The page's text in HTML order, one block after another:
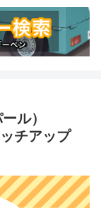
ル）
チアップ